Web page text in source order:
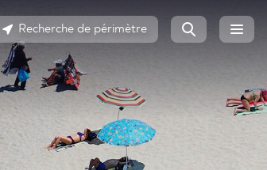
Recherche de périmètre